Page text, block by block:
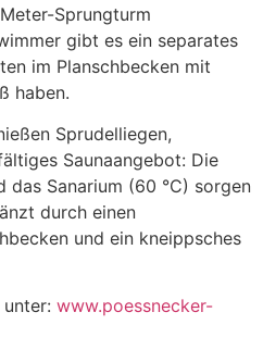
Sprungturm
gibt es ein separates
im Planschbecken mit
haben.
Sprudelliegen,
Saunaangebot: Die
das Sanarium (60 °C) sorgen
durch einen
und ein kneippsches
www.poessnecker-